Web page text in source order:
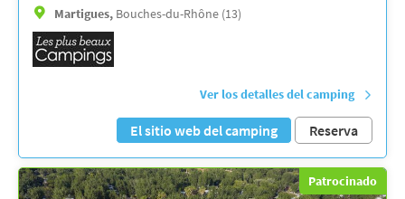
Martigues, Bouches-du-Rhône (13)
Ver los detalles del camping
El sitio web del camping Reserva
Patrocinado